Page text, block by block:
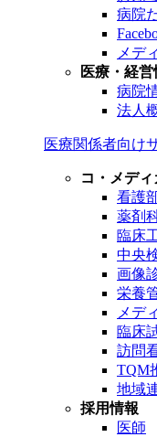
病院
メデ
医療・経
病院
法人
医療関係者向け
コ・メデ
看護
薬剤
臨床
中央
画像
栄養
メデ
臨床
訪問
TQM
地域
採用情報
医師